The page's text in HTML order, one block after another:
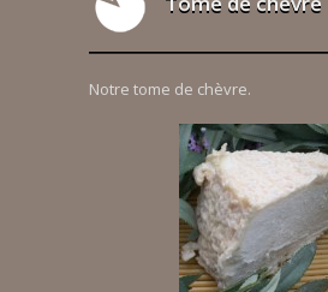
Notre tome de chèvre.